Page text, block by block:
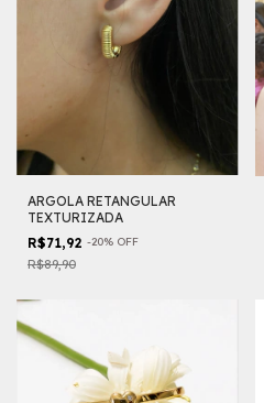
ARGOLA RETANGULAR
TEXTURIZADA
R$71,92 -20% OFF
R$89,90